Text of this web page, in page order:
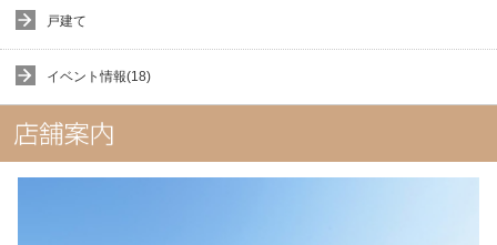
戸建て
イベント情報(18)